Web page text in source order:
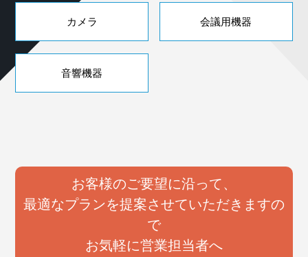
カメラ 会議用機器
音響機器
お客様のご要望に沿って、
最適なプランを提案させていただきますの
で
お気軽に営業担当者へ